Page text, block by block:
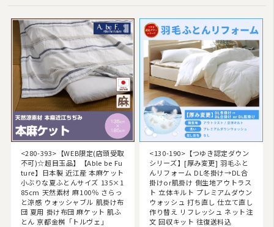
<280-393>【WEB限定(店頭受取
不可)☆超目玉品】【Able be Fu
ture】日本製 近江産 本麻ケット
小ぶりな夏ふとんサイズ 135×1
85cm 天然素材 麻100％ さらっ
と涼感 ウォッシャブル 肌掛け布
団 夏用 掛け布団 麻ケット 肌ふ
とん 京都金桝「トルヴェ」
<130-190>【つゆき認定ダウン
シリーズ】[厚み変更] 羽毛ふと
んリフォーム DL冬掛け→DL合
掛けor肌掛け 側生地アウトラス
ト 立体キルト プレミアムダウン
ウォッシュ 打ち直し 仕立て直し
作り替え リフレッシュ ネット注
文 回収キット 往復送料込